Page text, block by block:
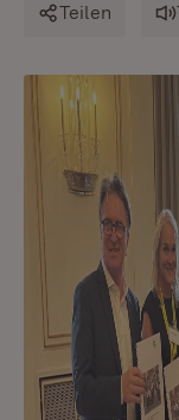
Teilen